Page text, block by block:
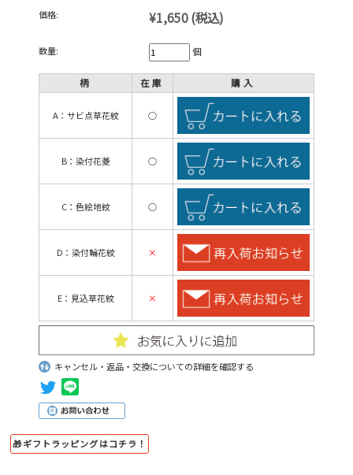
価格: ¥1,650(税込)
数量: 個
柄 在庫 購入
A：サビ点草花紋 ○
B：染付花菱 ○
C：色絵地紋 ○
D：染付輪花紋 ×
E：見込草花紋 ×
キャンセル・返品・交換についての詳細を確認する
🎁ギフトラッピングはコチラ！